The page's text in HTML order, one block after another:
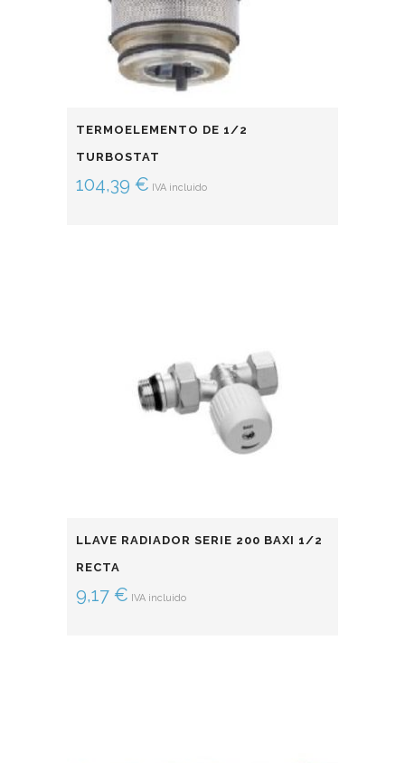
TERMOELEMENTO DE 1/2
TURBOSTAT
104,39 € IVA incluido
LLAVE RADIADOR SERIE 200 BAXI 1/2
RECTA
9,17 € IVA incluido